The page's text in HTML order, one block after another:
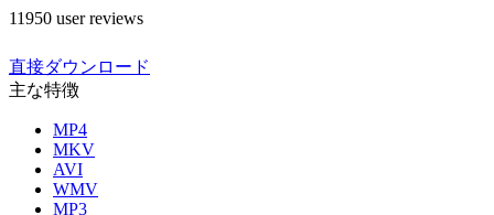
11950 user reviews
直接ダウンロード
主な特徴
MP4
MKV
AVI
WMV
MP3